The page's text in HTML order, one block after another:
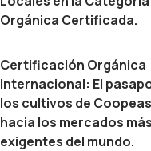
Orgánica Certificada.
Certificación Orgánica
Internacional: El
los cultivos de
hacia los mercados más
exigentes del mundo.